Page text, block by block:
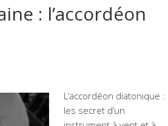
: l’accordéon
L’accordéon diatonique :
les secret d’un